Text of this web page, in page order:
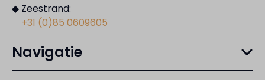
◆ Zeestrand:
+31 (0)85 0609605
Navigatie